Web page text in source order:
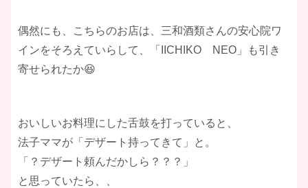
偶然にも、こちらのお店は、三和酒類さんの安心院ワ
インをそろえていらして、「IICHIKO NEO」も引き
寄せられたか😆
おいしいお料理にした舌鼓を打っていると、
法子ママが「デザート持ってきて」と。
「？デザート頼んだかしら？？？」
と思っていたら、、